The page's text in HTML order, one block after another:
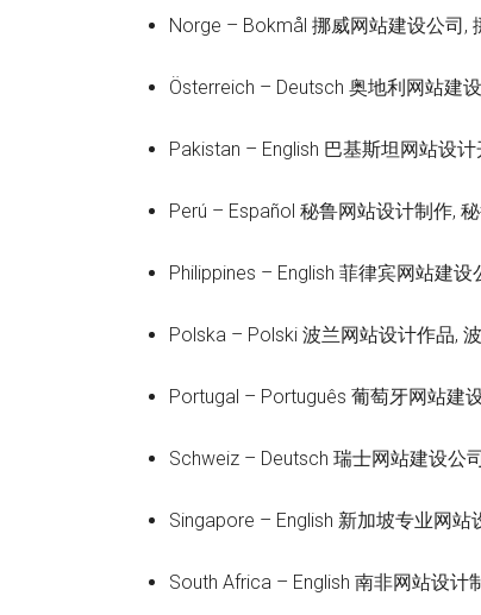
Norge – Bokmål 挪威网站建设公司,
Österreich – Deutsch 奥地利网站建
Pakistan – English 巴基斯坦网站设
Perú – Español 秘鲁网站设计制作,
Philippines – English 菲律宾网站建
Polska – Polski 波兰网站设计作品,
Portugal – Português 葡萄牙网站建
Schweiz – Deutsch 瑞士网站建设公
Singapore – English 新加坡专业网
South Africa – English 南非网站设计